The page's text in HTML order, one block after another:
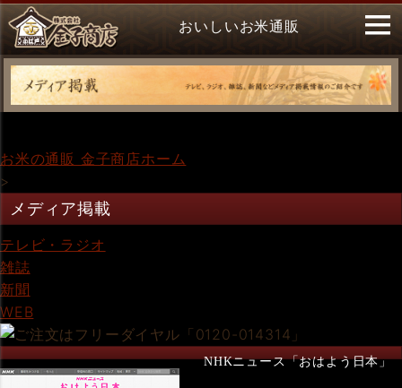
おいしいお米通販
お米の通販 金子商店ホーム
>
メディア掲載
テレビ・ラジオ
雑誌
新聞
WEB
NHKニュース「おはよう日本」